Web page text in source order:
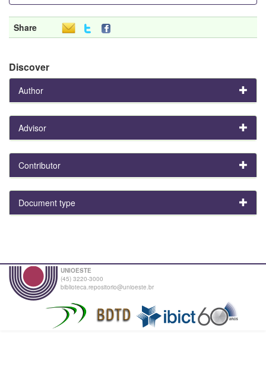
Share
Discover
Author
Advisor
Contributor
Document type
UNIOESTE
(45) 3220-3000
biblioteca.repositorio@unioeste.br